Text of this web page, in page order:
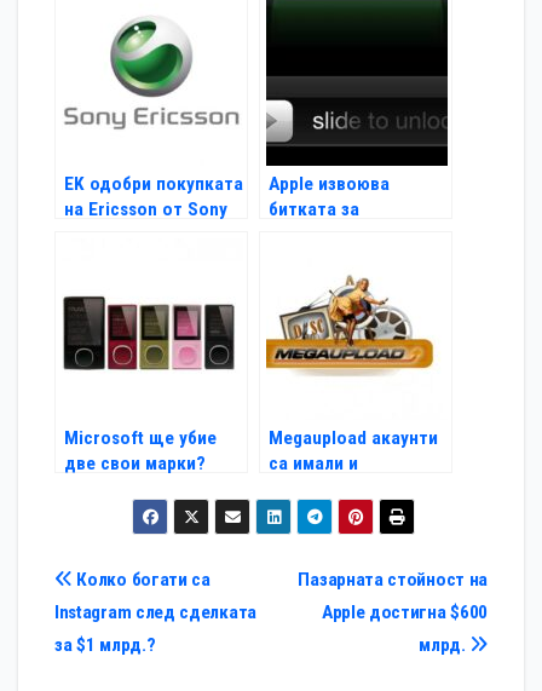
EK одобри покупката
на Ericsson от Sony
Apple извоюва
битката за
Microsoft ще убие
две свои марки?
Megaupload акаунти
са имали и
политици
Навигация
Пазарната стойност на
Apple достигна $600
млрд.
Колко богати са
Instagram след сделката
за $1 млрд.?